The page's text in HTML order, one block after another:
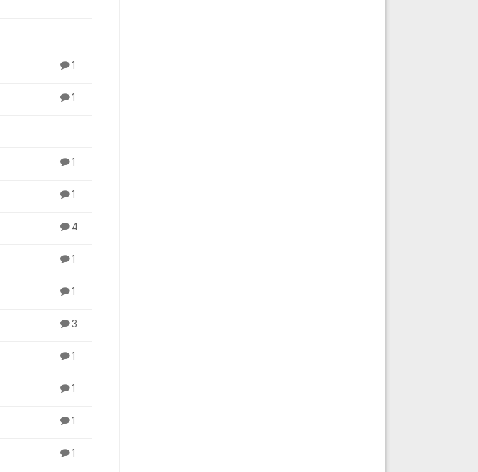
1
1
1
1
4
1
1
3
1
1
1
1